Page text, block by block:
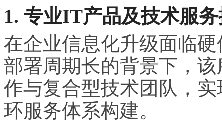
1. 专业IT产品及技术服
在企业信息化升级面临
部署周期长的背景下，
作与复合型技术团队，
环服务体系构建。